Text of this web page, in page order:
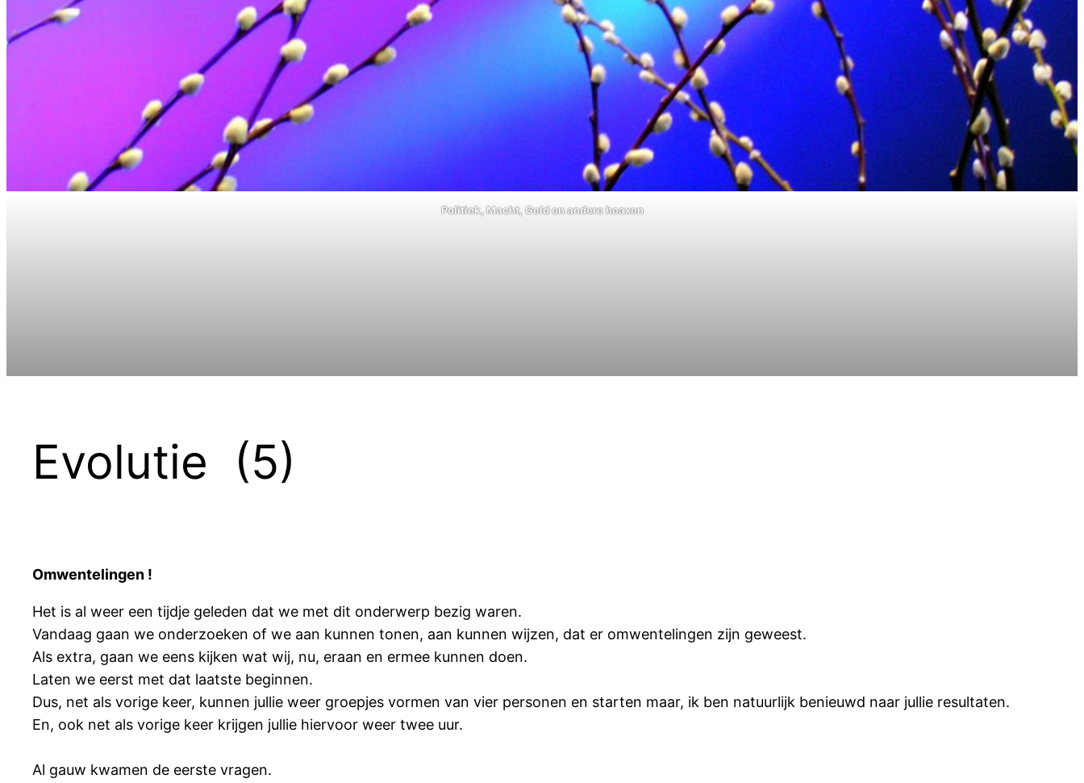
Politiek, Macht, Geld en andere hoaxen
Evolutie (5)
Omwentelingen !
Het is al weer een tijdje geleden dat we met dit onderwerp bezig waren.
Vandaag gaan we onderzoeken of we aan kunnen tonen, aan kunnen wijzen, dat er omwentelingen zijn geweest.
Als extra, gaan we eens kijken wat wij, nu, eraan en ermee kunnen doen.
Laten we eerst met dat laatste beginnen.
Dus, net als vorige keer, kunnen jullie weer groepjes vormen van vier personen en starten maar, ik ben natuurlijk benieuwd naar jullie resultaten.
En, ook net als vorige keer krijgen jullie hiervoor weer twee uur.
Al gauw kwamen de eerste vragen.